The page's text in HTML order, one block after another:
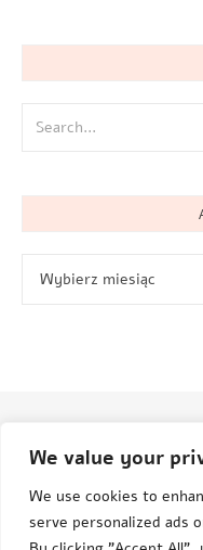
We value your
We use cookies to
serve personalized ads
© Aneta Grenda Życie i